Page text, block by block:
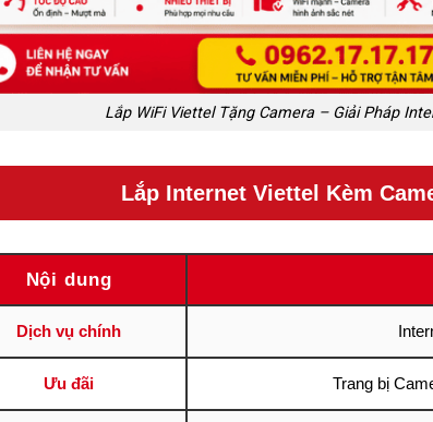
Lắp WiFi Viettel Tặng Camera – Giải Pháp
Lắp Internet Viettel Kèm
Nội dung
Dịch vụ chính
Ưu đãi Trang bị